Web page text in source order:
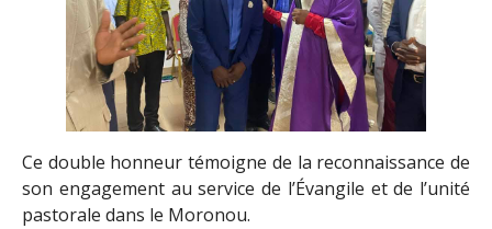
Ce double honneur témoigne de la reconnaissance de
son engagement au service de l’Évangile et de l’unité
pastorale dans le Moronou.